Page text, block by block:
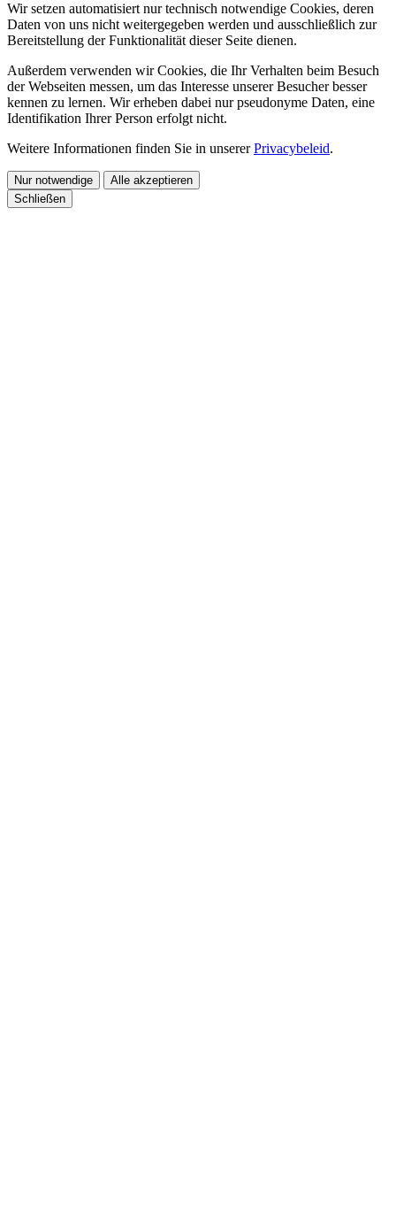
Wir setzen automatisiert nur technisch notwendige Cookies, deren
Daten von uns nicht weitergegeben werden und ausschließlich zur
Bereitstellung der Funktionalität dieser Seite dienen.
Außerdem verwenden wir Cookies, die Ihr Verhalten beim Besuch
der Webseiten messen, um das Interesse unserer Besucher besser
kennen zu lernen. Wir erheben dabei nur pseudonyme Daten, eine
Identifikation Ihrer Person erfolgt nicht.
Weitere Informationen finden Sie in unsererPrivacybeleid.
Nur notwendige
Alle akzeptieren
Schließen